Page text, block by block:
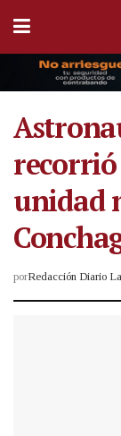
unidad
porRedacción Diario